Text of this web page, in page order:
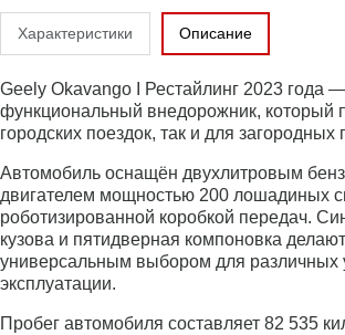
Характеристики Описание
Geely Okavango I Рестайлинг 2023 года
функциональный внедорожник, который
городских поездок, так и для загородных
Автомобиль оснащён двухлитровым
двигателем мощностью 200 лошадиных
роботизированной коробкой передач.
кузова и пятидверная компоновка
универсальным выбором для различных
эксплуатации.
Пробег автомобиля составляет 82 535